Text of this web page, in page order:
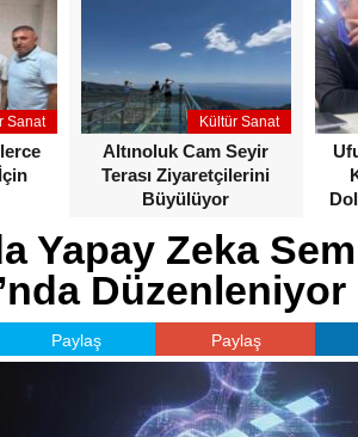
Sanat Kültür Sanat
Altınoluk Cam Seyir
Terası Ziyaretçilerini
Büyülüyor
Yapay Zeka
Düzenleniyor
Paylaş Paylaş